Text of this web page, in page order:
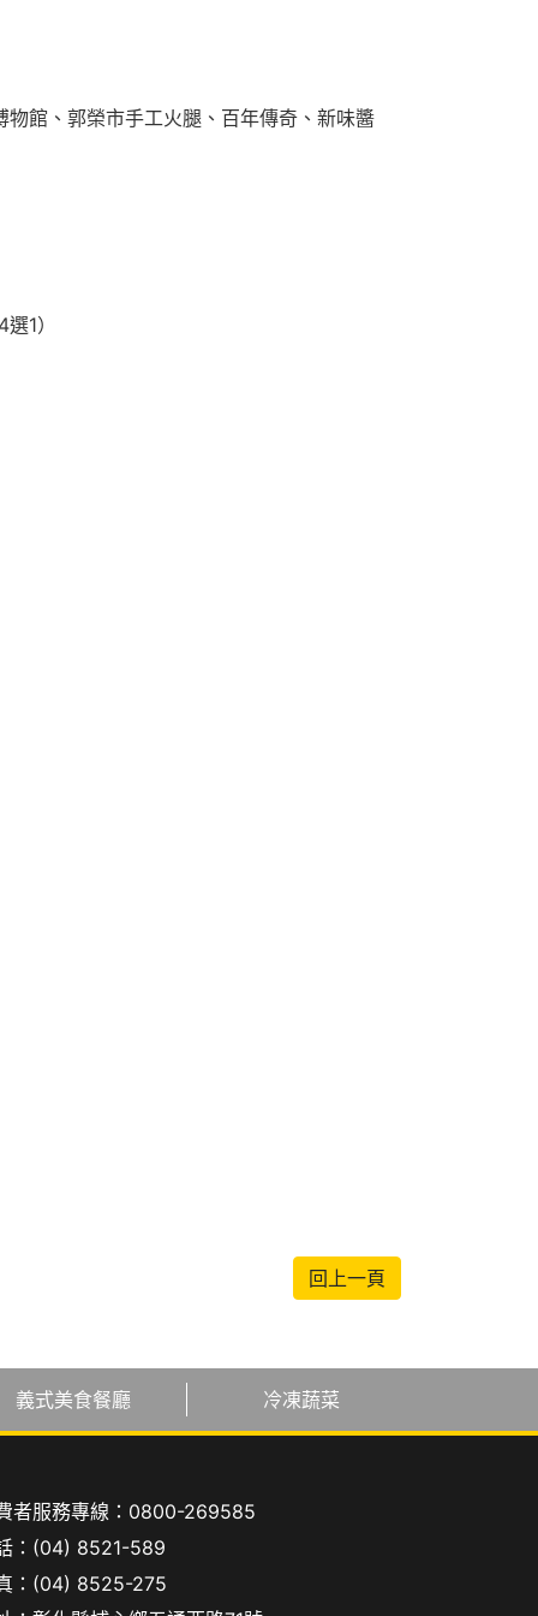
館、郭榮市手工火腿、百年傳奇、新味醬
1）
回上一頁
義式美食餐廳 冷凍蔬菜
者服務專線： 0800-269585
： (04) 8521-589
：(04) 8525-275